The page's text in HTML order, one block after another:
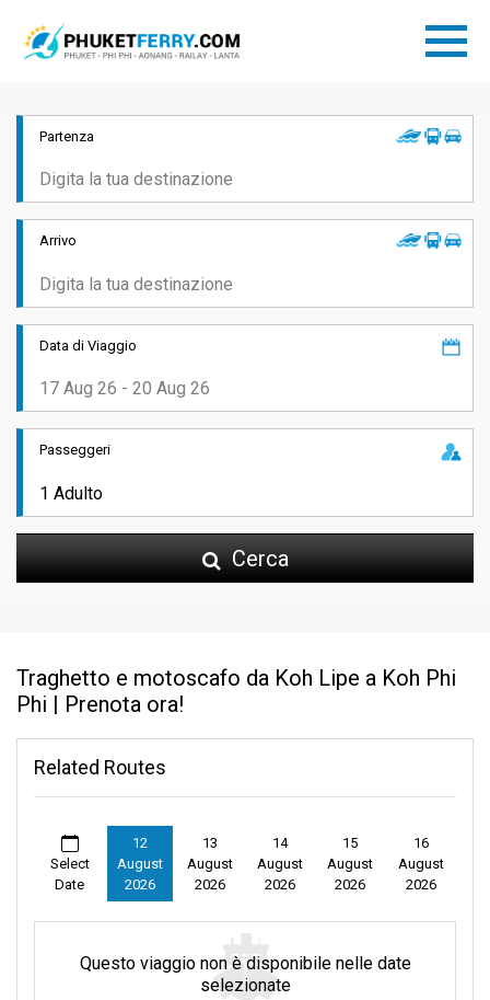
Partenza
Arrivo
Data di Viaggio
Passeggeri
Cerca
Traghetto e motoscafo da Koh Lipe a Koh Phi
Phi | Prenota ora!
Related Routes
Select
Date
12
August
2026
13
August
2026
14
August
2026
15
August
2026
16
August
2026
Questo viaggio non è disponibile nelle date
selezionate